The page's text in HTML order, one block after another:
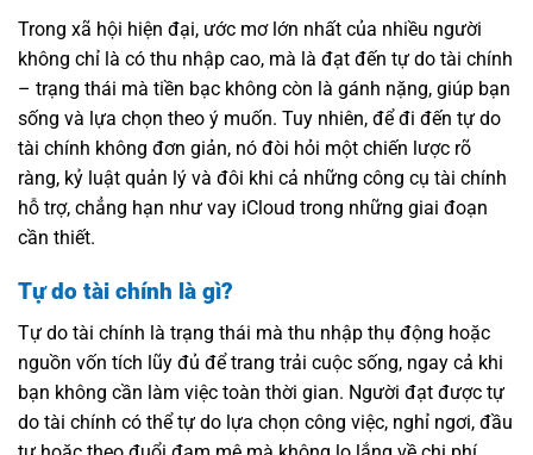
Trong xã hội hiện đại, ước mơ lớn nhất của nhiều người
không chỉ là có thu nhập cao, mà là đạt đến tự do tài chính
– trạng thái mà tiền bạc không còn là gánh nặng, giúp bạn
sống và lựa chọn theo ý muốn. Tuy nhiên, để đi đến tự do
tài chính không đơn giản, nó đòi hỏi một chiến lược rõ
ràng, kỷ luật quản lý và đôi khi cả những công cụ tài chính
hỗ trợ, chẳng hạn như vay iCloud trong những giai đoạn
cần thiết.
Tự do tài chính là gì?
Tự do tài chính là trạng thái mà thu nhập thụ động hoặc
nguồn vốn tích lũy đủ để trang trải cuộc sống, ngay cả khi
bạn không cần làm việc toàn thời gian. Người đạt được tự
do tài chính có thể tự do lựa chọn công việc, nghỉ ngơi, đầu